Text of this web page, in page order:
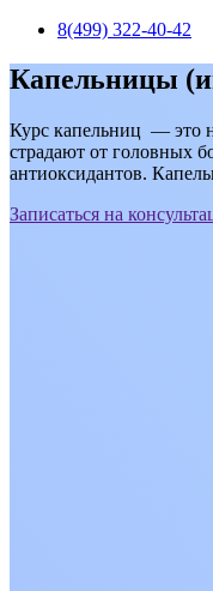
8(499) 322-40-42
Капельницы
Курс капельниц — это
страдают от головных
антиоксидантов.
Записаться на